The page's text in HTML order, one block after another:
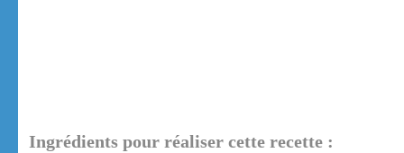
Ingrédients pour réaliser cette recette :